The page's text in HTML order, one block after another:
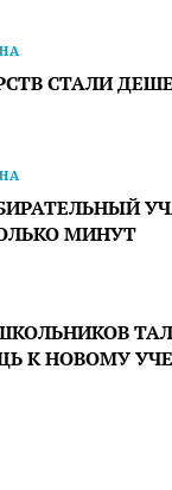
СТАЛИ
МИНУТ
К НОВОМУ